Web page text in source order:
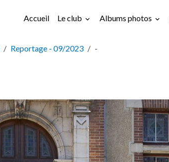
Accueil Le club Albums photos
Reportage - 09/2023 -